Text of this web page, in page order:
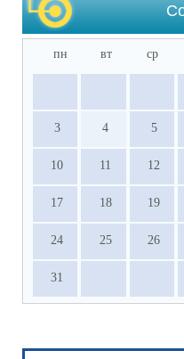
других
Министерства
пн вт ср
3 4 5
10 11 12
17 18 19
24 25 26
31